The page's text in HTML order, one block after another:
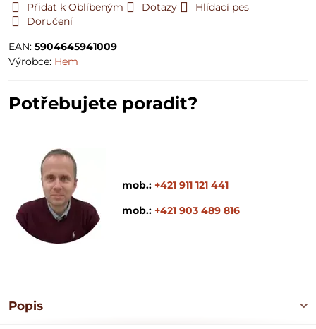
Přidat k Oblíbeným
Dotazy
Hlídací pes
Doručení
EAN: 5904645941009
Výrobce: Hem
Potřebujete poradit?
mob.: +421 911 121 441
mob.: +421 903 489 816
Popis